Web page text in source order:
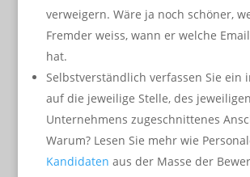
verweigern. Wäre ja noch schöner,
Fremder weiss, wann er welche
hat.
Selbstverständlich verfassen Sie ein
auf die jeweilige Stelle, des jeweiligen
Unternehmens zugeschnittenes
Warum? Lesen Sie mehr wie
Kandidaten aus der Masse der